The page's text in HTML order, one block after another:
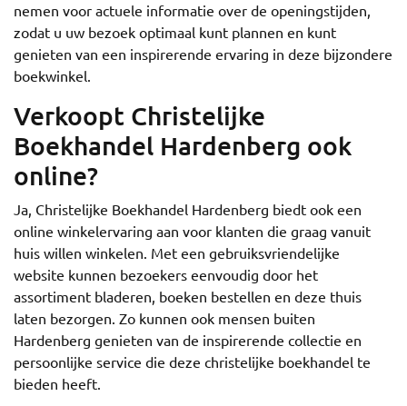
nemen voor actuele informatie over de openingstijden,
zodat u uw bezoek optimaal kunt plannen en kunt
genieten van een inspirerende ervaring in deze bijzondere
boekwinkel.
Verkoopt Christelijke
Boekhandel Hardenberg ook
online?
Ja, Christelijke Boekhandel Hardenberg biedt ook een
online winkelervaring aan voor klanten die graag vanuit
huis willen winkelen. Met een gebruiksvriendelijke
website kunnen bezoekers eenvoudig door het
assortiment bladeren, boeken bestellen en deze thuis
laten bezorgen. Zo kunnen ook mensen buiten
Hardenberg genieten van de inspirerende collectie en
persoonlijke service die deze christelijke boekhandel te
bieden heeft.